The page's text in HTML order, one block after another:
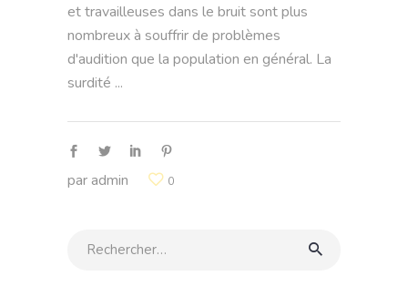
et travailleuses dans le bruit sont plus
nombreux à souffrir de problèmes
d'audition que la population en général. La
surdité
paradmin 0
Rechercher: